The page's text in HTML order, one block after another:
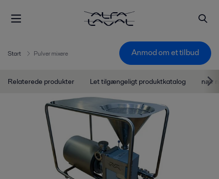
Start Pulver mixere Anmod om et tilbud
Relaterede produkter Let tilgængeligt produktkatalog nær